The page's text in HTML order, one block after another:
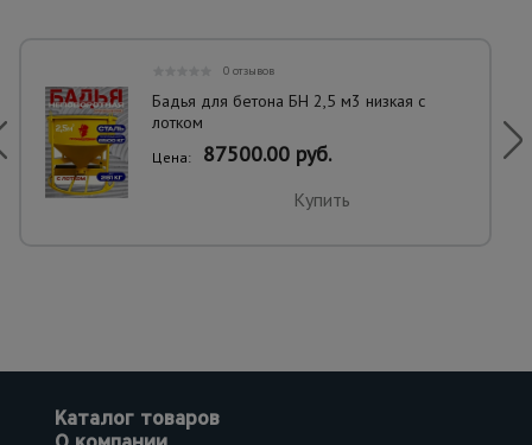
0 отзывов
Бадья для бетона БН 2,5 м3 низкая с
лотком
Цена: 87500.00 руб.
Купить
Каталог товаров